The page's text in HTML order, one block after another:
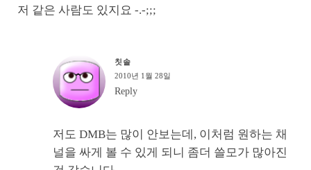
저 같은 사람도 있지요 -.-;;;
칫솔
2010년 1월 28일
Reply
저도 DMB는 많이 안보는데, 이처럼 원하는 채
널을 싸게 볼 수 있게 되니 좀더 쓸모가 많아진